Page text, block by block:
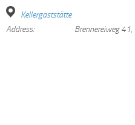
Kellergaststätte
Address:
Brennereiweg